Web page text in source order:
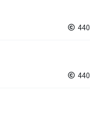
440
440